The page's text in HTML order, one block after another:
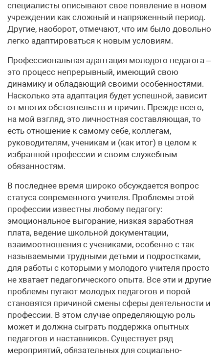
специалисты описывают свое появление в новом
учреждении как сложный и напряженный период.
Другие, наоборот, отмечают, что им было довольно
легко адаптироваться к новым условиям.
Профессиональная адаптация молодого педагога –
это процесс непрерывный, имеющий свою
динамику и обладающий своими особенностями.
Насколько эта адаптация будет успешной, зависит
от многих обстоятельств и причин. Прежде всего,
на мой взгляд, это личностная составляющая, то
есть отношение к самому себе, коллегам,
руководителям, ученикам и (как итог) в целом к
избранной профессии и своим служебным
обязанностям.
В последнее время широко обсуждается вопрос
статуса современного учителя. Проблемы этой
профессии известны любому педагогу:
эмоциональное выгорание, низкая заработная
плата, ведение школьной документации,
взаимоотношения с учениками, особенно с так
называемыми трудными детьми и подростками,
для работы с которыми у молодого учителя просто
не хватает педагогического опыта. Все эти и другие
проблемы пугают молодых педагогов и порой
становятся причиной смены сферы деятельности и
профессии. В этом случае определяющую роль
может и должна сыграть поддержка опытных
педагогов и наставников. Существует ряд
мероприятий, обязательных для социально-